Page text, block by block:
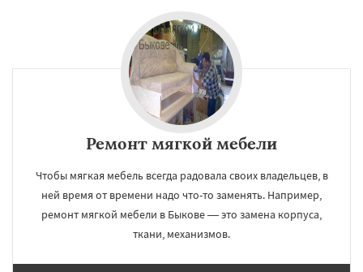
Ремонт мягкой мебели
Чтобы мягкая мебель всегда радовала своих владельцев, в
ней время от времени надо что-то заменять. Например,
ремонт мягкой мебели в Быкове — это замена корпуса,
ткани, механизмов.